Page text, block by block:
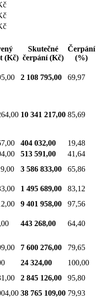
(Kč)
Skutečné
čerpání(Kč)
Čerpání
(%)
2 108 795,00 69,97
10 341 217,00 85,69
404 032,00
19,48
513 591,00
41,64
3 586 833,00
65,86
1 495 689,00
83,12
9 401 958,00
97,56
443 268,00 64,40
7 600 276,00
79,65
24 324,00
100,00
2 845 126,00
95,80
38 765 109,00 79,93